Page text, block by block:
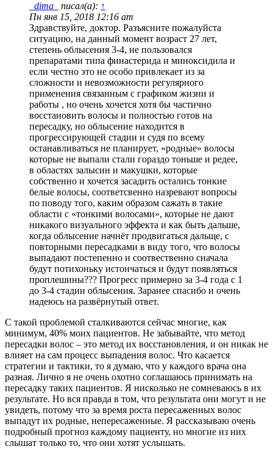
_dima_ писал(а): ↑
Пн янв 15, 2018 12:16 am
Здравствуйте, доктор. Разъясните пожалуйста
ситуацию, на данный момент возраст 27 лет,
степень облысения 3-4, не пользовался
препаратами типа финастерида и миноксидила и
если честно это не особо привлекает из за
сложности и невозможности регулярного
применения связанным с графиком жизни и
работы , но очень хочется хотя бы частично
восстановить волосы и полностью готов на
пересадку, но облысение находится в
прогрессирующей стадии и судя по всему
останавливаться не планирует, «родные» волосы
которые не выпали стали гораздо тоньше и редее,
в областях залысин и макушки, которые
собственно и хочется засадить остались тонкие
белые волосы, соответсвенно назревают вопросы
по поводу того, каким образом сажать в такие
области с «тонкими волосами», которые не дают
никакого визуального эффекта и как быть дальше,
когда облысение начнёт продвигаться дальще, с
повторными пересадками в виду того, что волосы
выпадают постепенно и соотвественно сначала
будут потихоньку истончаться и будут появляться
проплешины??? Прогресс примерно за 3-4 года с 1
до 3-4 стадии облысения. Заранее спасибо и очень
надеюсь на развёрнутый ответ.
С такой проблемой сталкиваются сейчас многие, как
минимум, 40% моих пациентов. Не забывайте, что метод
пересадки волос – это метод их восстановления, и он никак не
влияет на сам процесс выпадения волос. Что касается
стратегии и тактики, то я думаю, что у каждого врача она
разная. Лично я не очень охотно соглашаюсь принимать на
пересадку таких пациентов. Я нисколько не сомневаюсь в их
результате. Но вся правда в том, что результата они могут и не
увидеть, потому что за время роста пересаженных волос
выпадут их родные, непересаженные. Я рассказываю очень
подробный прогноз каждому пациенту, но многие из них
слышат только то, что они хотят услышать.